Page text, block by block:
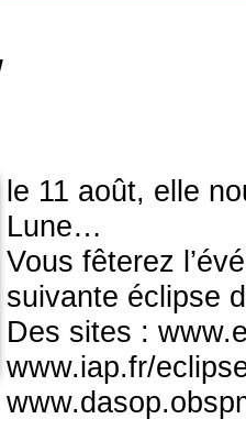
le 11 août, elle
Lune…
Vous fêterez
suivante éclipse
Des sites :
www.iap.fr/